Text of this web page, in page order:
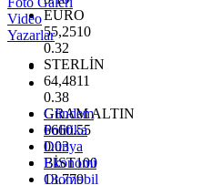
EURO
55,2510
0.32
STERLİN
64,4811
0.38
GRAM ALTIN
6660.55
0.03
BİST100
13.779
Video
Yazarlar
Gündem
Politika
Dünya
Ekonomi
Otomobil